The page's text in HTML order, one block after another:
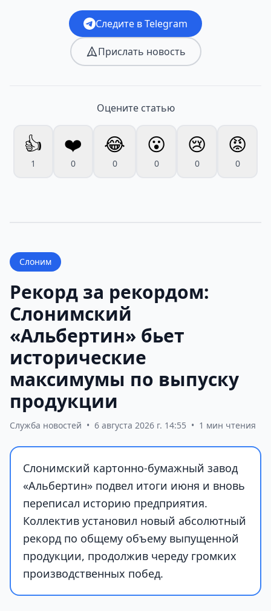
Следите в Telegram
Прислать новость
Оцените статью
👍
1
❤️
0
😂
0
😮
0
😢
0
😡
0
Слоним
Рекорд за рекордом:
Слонимский
«Альбертин» бьет
исторические
максимумы по выпуску
продукции
Служба новостей • 6 августа 2026 г. 14:55 • 1 мин чтения
Слонимский картонно-бумажный завод
«Альбертин» подвел итоги июня и вновь
переписал историю предприятия.
Коллектив установил новый абсолютный
рекорд по общему объему выпущенной
продукции, продолжив череду громких
производственных побед.